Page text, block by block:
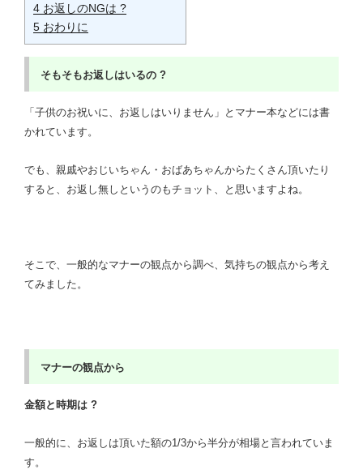
4 お返しのNGは ?
5 おわりに
そもそもお返しはいるの ?
「子供のお祝いに、お返しはいりません」とマナー本などには書
かれています。
でも、親戚やおじいちゃん・おばあちゃんからたくさん頂いたり
すると、お返し無しというのもチョット、と思いますよね。
そこで、一般的なマナーの観点から調べ、気持ちの観点から考え
てみました。
マナーの観点から
金額と時期は ?
一般的に、お返しは頂いた額の1/3から半分が相場と言われていま
す。